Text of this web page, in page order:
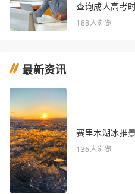
查询成人高考
188人浏览
最新资讯
赛里木湖冰推
136人浏览